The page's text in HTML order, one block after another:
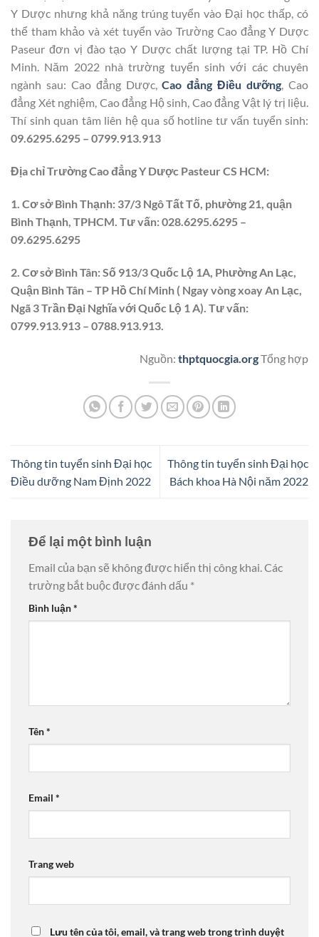
Y Dược nhưng khả năng trúng tuyển vào Đại học thấp, có
thể tham khảo và xét tuyển vào Trường Cao đẳng Y Dược
Paseur đơn vị đào tạo Y Dược chất lượng tại TP. Hồ Chí
Minh. Năm 2022 nhà trường tuyển sinh với các chuyên
ngành sau: Cao đẳng Dược,Cao đẳng Điều dưỡng, Cao
đẳng Xét nghiệm, Cao đẳng Hộ sinh, Cao đẳng Vật lý trị liệu.
Thí sinh quan tâm liên hệ qua số hotline tư vấn tuyển sinh:
09.6295.6295 – 0799.913.913
Địa chỉ Trường Cao đẳng Y Dược Pasteur CS HCM:
1. Cơ sở Bình Thạnh: 37/3 Ngô Tất Tố, phường 21, quận
Bình Thạnh, TPHCM. Tư vấn: 028.6295.6295 –
09.6295.6295
2. Cơ sở Bình Tân: Số 913/3 Quốc Lộ 1A, Phường An Lạc,
Quận Bình Tân – TP Hồ Chí Minh ( Ngay vòng xoay An Lạc,
Ngã 3 Trần Đại Nghĩa với Quốc Lộ 1 A). Tư vấn:
0799.913.913 – 0788.913.913.
Nguồn: thptquocgia.orgTổng hợp
Thông tin tuyển sinh Đại học
Điều dưỡng Nam Định 2022
Thông tin tuyển sinh Đại học
Bách khoa Hà Nội năm 2022
Để lại một bình luận
Email của bạn sẽ không được hiển thị công khai.Các
trường bắt buộc được đánh dấu *
Bình luận*
Tên*
Email *
Trang web
Lưu tên của tôi, email, và trang web trong trình duyệt